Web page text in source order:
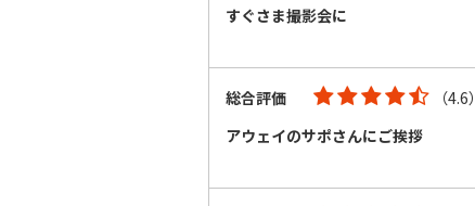
すぐさま撮影会に
総合評価
（4.6）
アウェイのサポさんにご挨拶